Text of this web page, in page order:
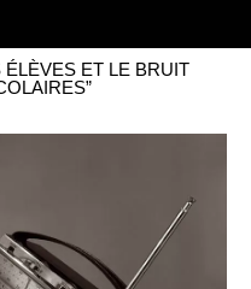
ET LE BRUIT